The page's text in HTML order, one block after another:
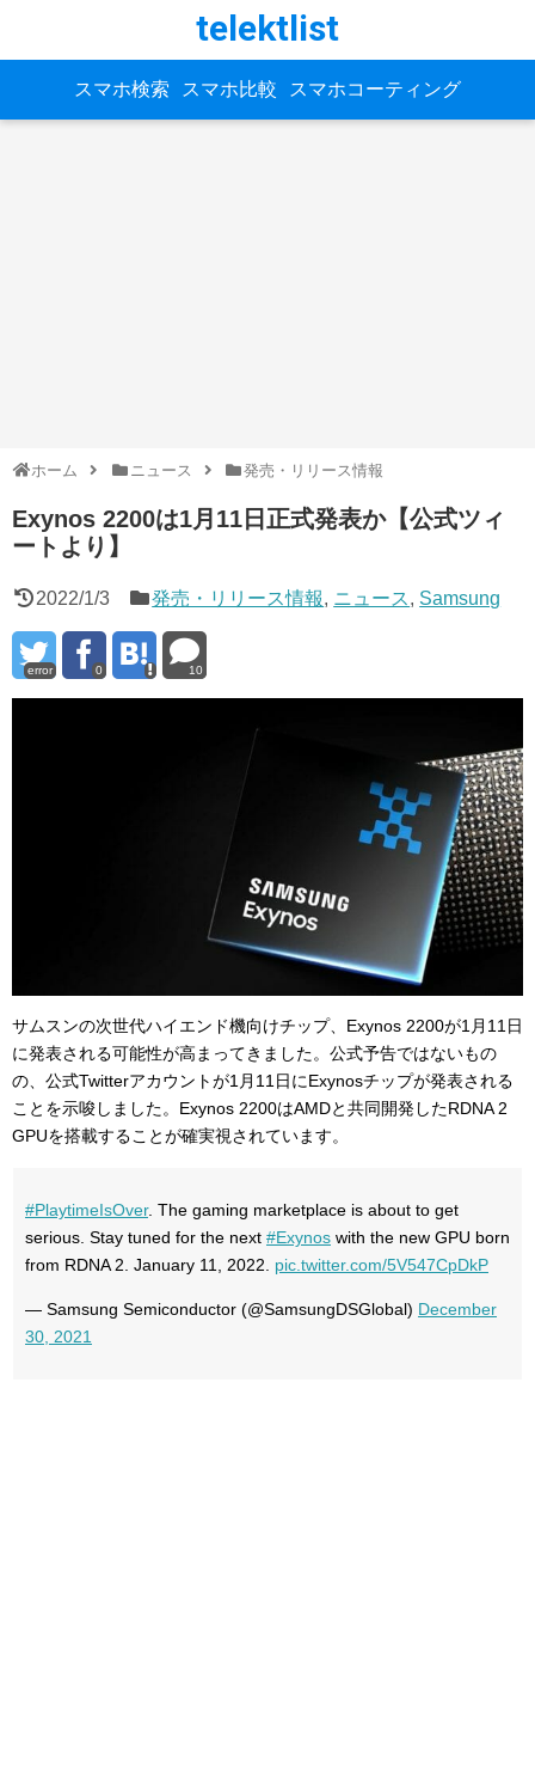
telektlist
スマホ検索 スマホ比較 スマホコーティング
ホーム ニュース 発売・リリース情報
Exynos 2200は1月11日正式発表か【公式ツィ
ートより】
2022/1/3 発売・リリース情報, ニュース, Samsung
error 0 10
サムスンの次世代ハイエンド機向けチップ、Exynos 2200が1月11日
に発表される可能性が高まってきました。公式予告ではないもの
の、公式Twitterアカウントが1月11日にExynosチップが発表される
ことを示唆しました。Exynos 2200はAMDと共同開発したRDNA 2
GPUを搭載することが確実視されています。
#PlaytimeIsOver. The gaming marketplace is about to get
serious. Stay tuned for the next #Exynos with the new GPU born
from RDNA 2. January 11, 2022. pic.twitter.com/5V547CpDkP
— Samsung Semiconductor (@SamsungDSGlobal) December
30, 2021